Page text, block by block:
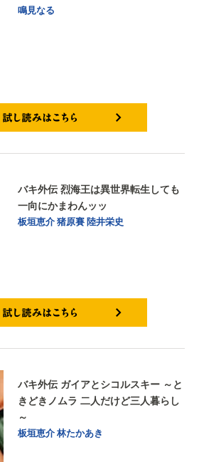
鳴見なる
バキ外伝 烈海王は異世界転生しても
一向にかまわんッッ
板垣恵介猪原賽陸井栄史
バキ外伝 ガイアとシコルスキー ～と
きどきノムラ 二人だけど三人暮らし
～
板垣恵介林たかあき